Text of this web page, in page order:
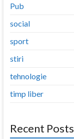
Pub
social
sport
stiri
tehnologie
timp liber
Recent Posts